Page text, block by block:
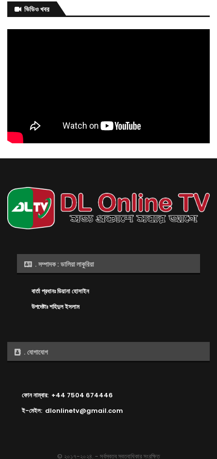
প্রধানমন্ত্রীর সঙ্গে সাক্ষাতের মধ্য দিয়ে স্বপ্নপূরণ হলো অনুশ্রীর, পেল হারমোনিয়াম উপহার
নদীদূষণ দুর্বিষহ পর্যায়ে পৌঁছেছে, পদক্ষেপ গ্রহণে অবহেলার কোনো সুযোগ নেই: প্রধানমন্ত্রী
আগস্ট ৬, ২০২৬
ভিডিও খবর
. সম্পাদক : ডালিয়া লাকুরিয়া
বার্তা প্রধানঃ ডিয়ানা হোসাইন
উপদেষ্টাঃ শহিদুল ইসলাম
. যোগাযোগ
ফোন নাম্বার: +44 7504 674446
ই-মেইল: dlonlinetv@gmail.com
© ২০১৭-২০২৪. - সর্বস্বত্ব স্বত্বাধিকার সংরক্ষিত